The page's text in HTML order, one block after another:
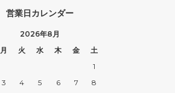
営業日カレンダー
2026年8月
月 火 水 木 金
土
1
3 4 5 6 7
8